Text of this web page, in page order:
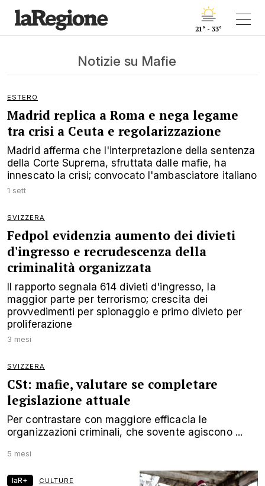
21° - 33°
Notizie su Mafie
ESTERO
Madrid replica a Roma e nega legame
tra crisi a Ceuta e regolarizzazione
Madrid afferma che l'interpretazione della sentenza
della Corte Suprema, sfruttata dalle mafie, ha
innescato la crisi; convocato l'ambasciatore italiano
1 sett
SVIZZERA
Fedpol evidenzia aumento dei divieti
d'ingresso e recrudescenza della
criminalità organizzata
Il rapporto segnala 614 divieti d'ingresso, la
maggior parte per terrorismo; crescita dei
provvedimenti per spionaggio e primo divieto per
proliferazione
3 mesi
SVIZZERA
CSt: mafie, valutare se completare
legislazione attuale
Per contrastare con maggiore efficacia le
organizzazioni criminali, che sovente agiscono ...
5 mesi
laR+ CULTURE